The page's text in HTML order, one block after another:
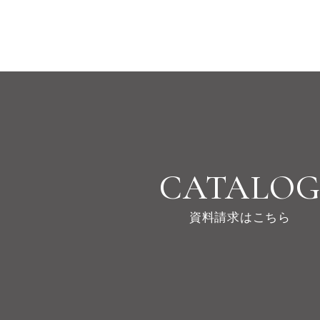
CATALOG
資料請求はこちら